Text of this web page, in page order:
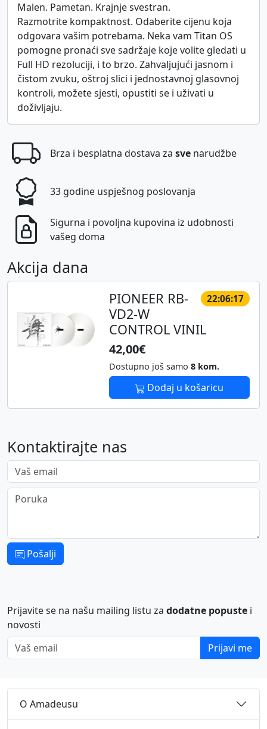
Malen. Pametan. Krajnje svestran.
Razmotrite kompaktnost. Odaberite cijenu koja
odgovara vašim potrebama. Neka vam Titan OS
pomogne pronaći sve sadržaje koje volite gledati u
Full HD rezoluciji, i to brzo. Zahvaljujući jasnom i
čistom zvuku, oštroj slici i jednostavnoj glasovnoj
kontroli, možete sjesti, opustiti se i uživati u
doživljaju.
Brza i besplatna dostava za sve narudžbe
33 godine uspješnog poslovanja
Sigurna i povoljna kupovina iz udobnosti
vašeg doma
Akcija dana
22:06:17
PIONEER RB-
VD2-W
CONTROL VINIL
42,00€
Dostupno još samo 8 kom.
Dodaj u košaricu
Kontaktirajte nas
Vaš email
Poruka
Pošalji
Prijavite se na našu mailing listu za dodatne popuste i
novosti
Vaš email
Prijavi me
O Amadeusu